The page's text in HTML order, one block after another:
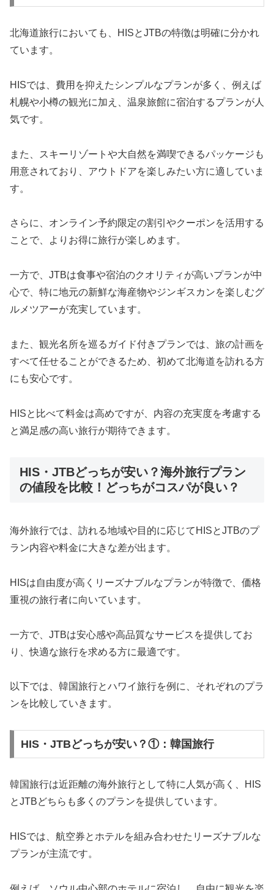
北海道旅行においても、HISとJTBの特徴は明確に分かれ
ています。
HISでは、費用を抑えたシンプルなプランが多く、例えば
札幌や小樽の観光に加え、温泉旅館に宿泊するプランが人
気です。
また、スキーリゾートや大自然を満喫できるパッケージも
用意されており、アウトドアを楽しみたい方に適していま
す。
さらに、オンライン予約限定の割引やクーポンを活用する
ことで、よりお得に旅行が楽しめます。
一方で、JTBは食事や宿泊のクオリティが高いプランが中
心で、特に地元の新鮮な海産物やジンギスカンを楽しむグ
ルメツアーが充実しています。
また、観光名所を巡るガイド付きプランでは、旅の計画を
すべて任せることができるため、初めて北海道を訪れる方
にも安心です。
HISと比べて料金は高めですが、内容の充実度を考慮する
と満足感の高い旅行が期待できます。
HIS・JTBどっちが安い？海外旅行プラン
の値段を比較！どっちがコスパが良い？
海外旅行では、訪れる地域や目的に応じてHISとJTBのプ
ラン内容や料金に大きな差が出ます。
HISは自由度が高くリーズナブルなプランが特徴で、価格
重視の旅行者に向いています。
一方で、JTBは安心感や高品質なサービスを提供してお
り、快適な旅行を求める方に最適です。
以下では、韓国旅行とハワイ旅行を例に、それぞれのプラ
ンを比較していきます。
HIS・JTBどっちが安い？①：韓国旅行
韓国旅行は近距離の海外旅行として特に人気が高く、HIS
とJTBどちらも多くのプランを提供しています。
HISでは、航空券とホテルを組み合わせたリーズナブルな
プランが主流です。